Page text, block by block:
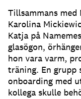
Tillsammans med
Karolina
Katja på
glasögon,
hon vara varm,
träning. En grupp
onboarding med
kollega skulle